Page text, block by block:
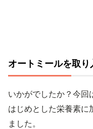
オートミールを取り
いかがでしたか？今回
はじめとした栄養素に
ました。